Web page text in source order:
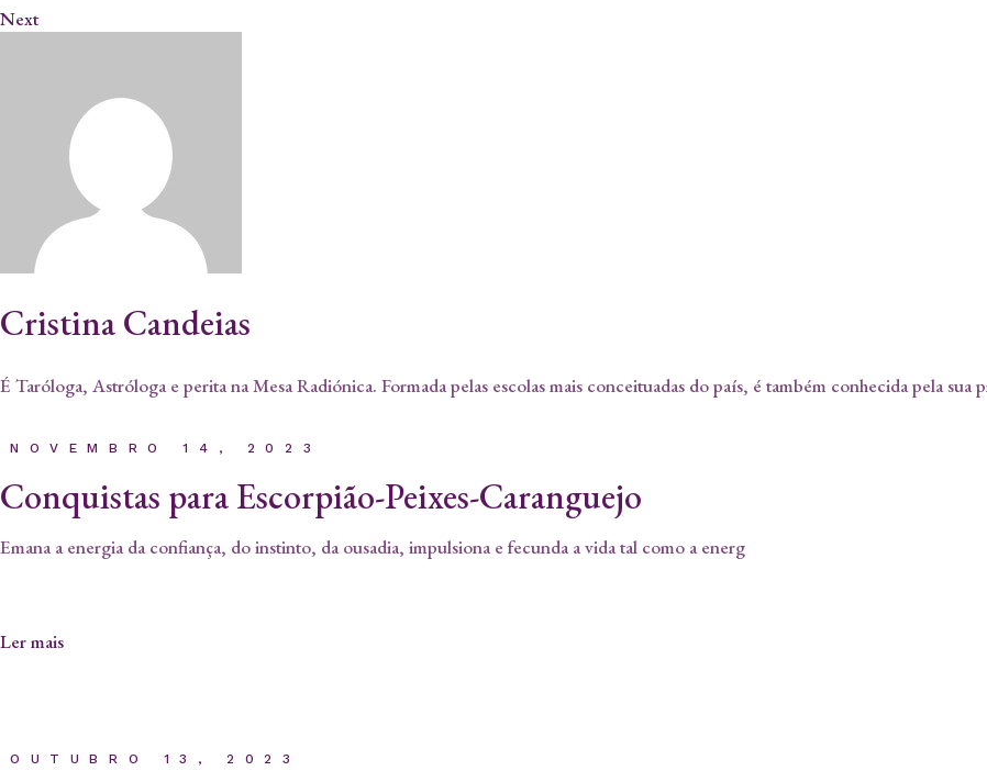
Next
Cristina Candeias
É Taróloga, Astróloga e perita na Mesa Radiónica. Formada pelas escolas mais conceituadas do país, é também conhecida pela sua
NOVEMBRO 14, 2023
Conquistas para Escorpião-Peixes-Caranguejo
Emana a energia da confiança, do instinto, da ousadia, impulsiona e fecunda a vida tal como a energ
Ler mais
OUTUBRO 13, 2023